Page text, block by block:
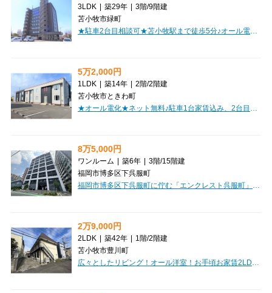
3LDK | 築29年 | 3階/9階建
苫小牧市緑町
5万2,000円
1LDK | 築14年 | 2階/2階建
苫小牧市ときわ町
8万5,000円
ワンルーム | 築6年 | 3階/15階建
福岡市博多区下呉服町
2万9,000円
2LDK | 築42年 | 1階/2階建
苫小牧市豊川町